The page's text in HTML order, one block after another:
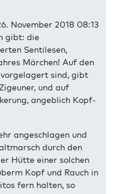
November 2018 08:13
gibt: die
Sentilesen,
Märchen! Auf den
sind, gibt
und auf
angeblich Kopf-
angeschlagen und
durch den
Hütte einer solchen
Kopf und Rauch in
fern halten, so